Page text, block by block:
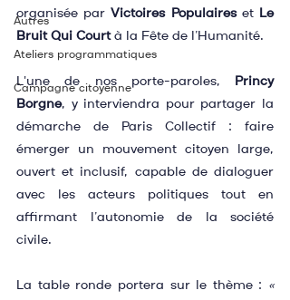
Autres
Ateliers programmatiques
Campagne citoyenne
organisée par Victoires Populaires et Le
Bruit Qui Court à la Fête de l’Humanité.
L'une de nos porte-paroles,
Princy
Borgne, y interviendra pour partager la
démarche de Paris Collectif : faire
émerger un mouvement citoyen large,
ouvert et inclusif, capable de dialoguer
avec les acteurs politiques tout en
affirmant l’autonomie de la société
civile.
La table ronde portera sur le thème : «